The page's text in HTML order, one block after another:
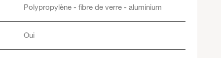
Polypropylène - fibre de verre - aluminium
Oui